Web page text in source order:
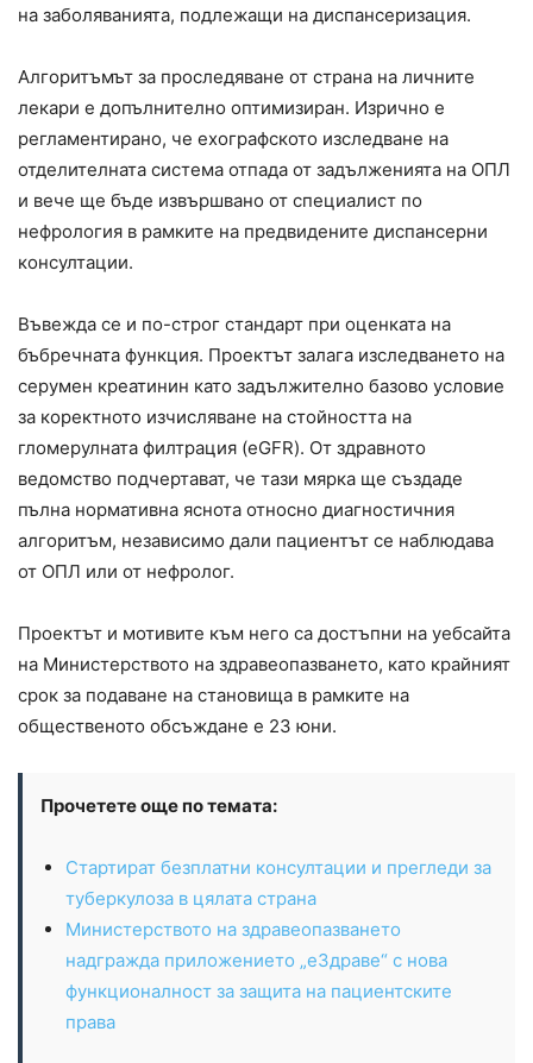
на заболяванията, подлежащи на диспансеризация.
Алгоритъмът за проследяване от страна на личните
лекари е допълнително оптимизиран. Изрично е
регламентирано, че ехографското изследване на
отделителната система отпада от задълженията на ОПЛ
и вече ще бъде извършвано от специалист по
нефрология в рамките на предвидените диспансерни
консултации.
Въвежда се и по-строг стандарт при оценката на
бъбречната функция. Проектът залага изследването на
серумен креатинин като задължително базово условие
за коректното изчисляване на стойността на
гломерулната филтрация (eGFR). От здравното
ведомство подчертават, че тази мярка ще създаде
пълна нормативна яснота относно диагностичния
алгоритъм, независимо дали пациентът се наблюдава
от ОПЛ или от нефролог.
Проектът и мотивите към него са достъпни на уебсайта
на Министерството на здравеопазването, като крайният
срок за подаване на становища в рамките на
общественото обсъждане е 23 юни.
Прочетете още по темата:
Стартират безплатни консултации и прегледи за
туберкулоза в цялата страна
Министерството на здравеопазването
надгражда приложението „еЗдраве“ с нова
функционалност за защита на пациентските
права